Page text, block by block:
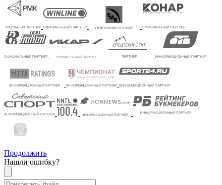
Продолжить
Нашли ошибку?